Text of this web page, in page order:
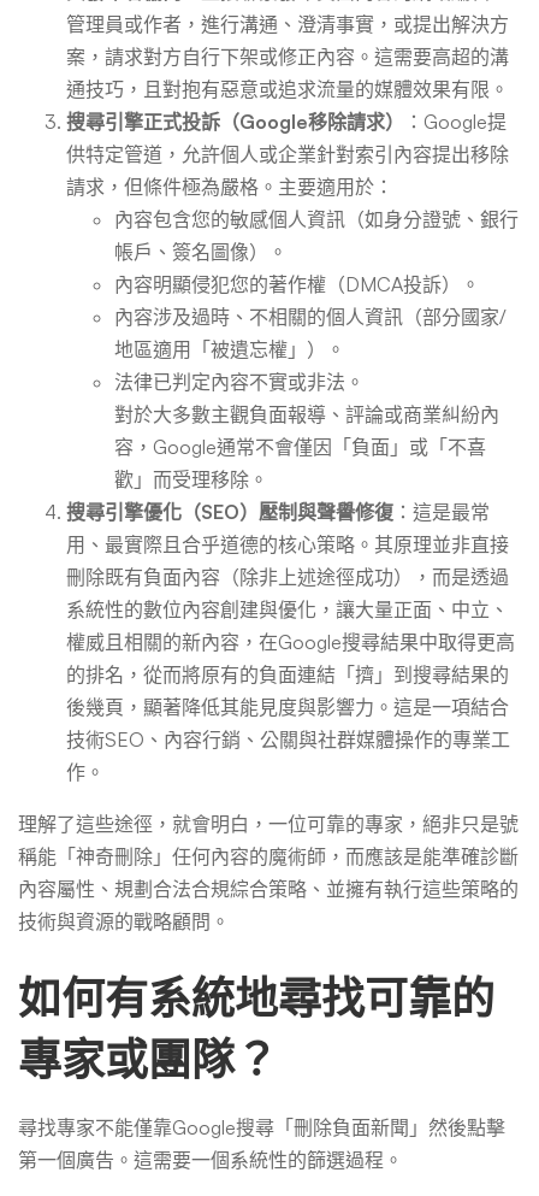
管理員或作者，進行溝通、澄清事實，或提出解決方
案，請求對方自行下架或修正內容。這需要高超的溝
通技巧，且對抱有惡意或追求流量的媒體效果有限。
搜尋引擎正式投訴（Google移除請求）
：Google提
供特定管道，允許個人或企業針對索引內容提出移除
請求，但條件極為嚴格。主要適用於：
內容包含您的敏感個人資訊（如身分證號、銀行
帳戶、簽名圖像）。
內容明顯侵犯您的著作權（DMCA投訴）。
內容涉及過時、不相關的個人資訊（部分國家/
地區適用「被遺忘權」）。
法律已判定內容不實或非法。
對於大多數主觀負面報導、評論或商業糾紛內
容，Google通常不會僅因「負面」或「不喜
歡」而受理移除。
搜尋引擎優化（SEO）壓制與聲譽修復 ：這是最常
用、最實際且合乎道德的核心策略。其原理並非直接
刪除既有負面內容（除非上述途徑成功），而是透過
系統性的數位內容創建與優化，讓大量正面、中立、
權威且相關的新內容，在Google搜尋結果中取得更高
的排名，從而將原有的負面連結「擠」到搜尋結果的
後幾頁，顯著降低其能見度與影響力。這是一項結合
技術SEO、內容行銷、公關與社群媒體操作的專業工
作。
理解了這些途徑，就會明白，一位可靠的專家，絕非只是號
稱能「神奇刪除」任何內容的魔術師，而應該是能準確診斷
內容屬性、規劃合法合規綜合策略、並擁有執行這些策略的
技術與資源的戰略顧問。
如何有系統地尋找可靠的
專家或團隊？
尋找專家不能僅靠Google搜尋「刪除負面新聞」然後點擊
第一個廣告。這需要一個系統性的篩選過程。